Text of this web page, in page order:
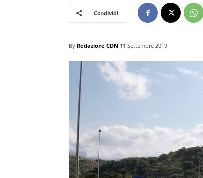
Condividi
By Redazione CDN 11 Settembre 2019